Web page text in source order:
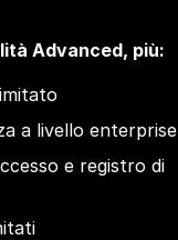
Advanced, più:
a livello enterprise
e registro di